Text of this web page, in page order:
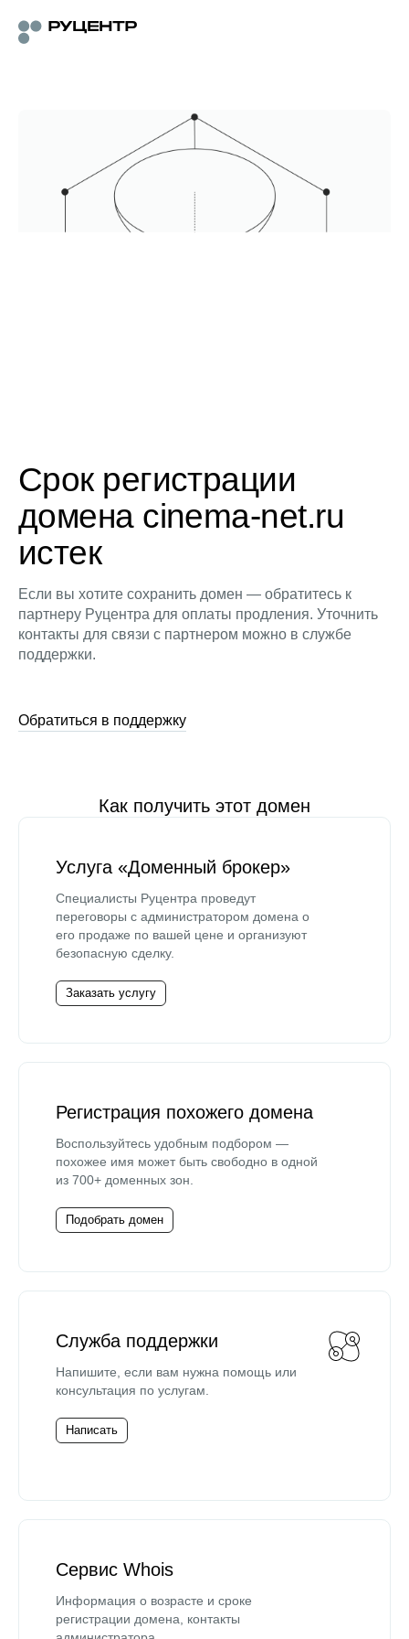
Срок регистрации
домена cinema-net.ru
истек
Если вы хотите сохранить домен — обратитесь к
партнеру Руцентра для оплаты продления. Уточнить
контакты для связи с партнером можно в службе
поддержки.
Обратиться в поддержку
Как получить этот домен
Услуга «Доменный брокер»
Специалисты Руцентра проведут
переговоры с администратором домена о
его продаже по вашей цене и организуют
безопасную сделку.
Заказать услугу
Регистрация похожего домена
Воспользуйтесь удобным подбором —
похожее имя может быть свободно в одной
из 700+ доменных зон.
Подобрать домен
Служба поддержки
Напишите, если вам нужна помощь или
консультация по услугам.
Написать
Сервис Whois
Информация о возрасте и сроке
регистрации домена, контакты